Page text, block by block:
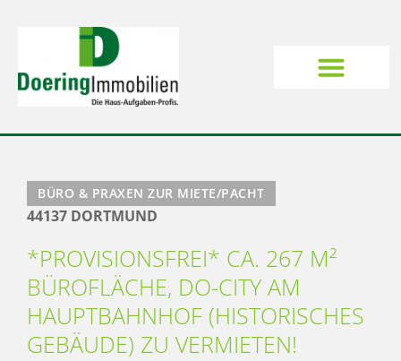
BÜRO & PRAXEN ZUR MIETE/PACHT
44137 DORTMUND
*PROVISIONSFREI* CA. 267 M²
BÜROFLÄCHE, DO-CITY AM
HAUPTBAHNHOF (HISTORISCHES
GEBÄUDE) ZU VERMIETEN!